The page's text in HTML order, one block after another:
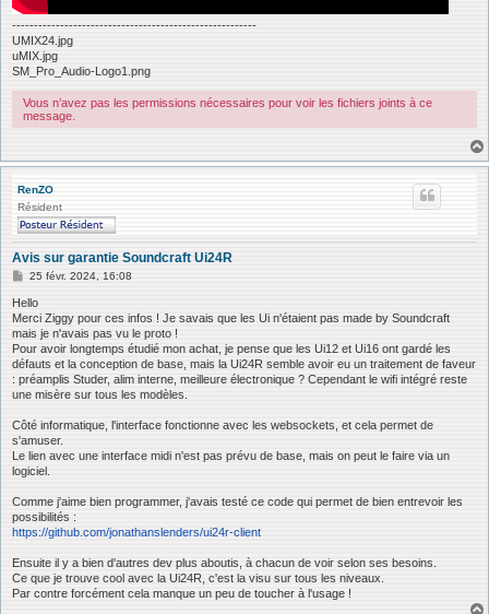
--------------------------------------------------------
UMIX24.jpg
uMIX.jpg
SM_Pro_Audio-Logo1.png
Vous n’avez pas les permissions nécessaires pour voir les fichiers joints à ce
message.
RenZO
Résident
Avis sur garantie Soundcraft Ui24R
M
s
s
a
g
e
25 févr. 2024, 16:08
Hello
Merci Ziggy pour ces infos ! Je savais que les Ui n'étaient pas made by Soundcraft
mais je n'avais pas vu le proto !
Pour avoir longtemps étudié mon achat, je pense que les Ui12 et Ui16 ont gardé les
défauts et la conception de base, mais la Ui24R semble avoir eu un traitement de faveur
: préamplis Studer, alim interne, meilleure électronique ? Cependant le wifi intégré reste
une misère sur tous les modèles.
Côté informatique, l'interface fonctionne avec les websockets, et cela permet de
s'amuser.
Le lien avec une interface midi n'est pas prévu de base, mais on peut le faire via un
logiciel.
Comme j'aime bien programmer, j'avais testé ce code qui permet de bien entrevoir les
possibilités :
https://github.com/jonathanslenders/ui24r-client
Ensuite il y a bien d'autres dev plus aboutis, à chacun de voir selon ses besoins.
Ce que je trouve cool avec la Ui24R, c'est la visu sur tous les niveaux.
Par contre forcément cela manque un peu de toucher à l'usage !